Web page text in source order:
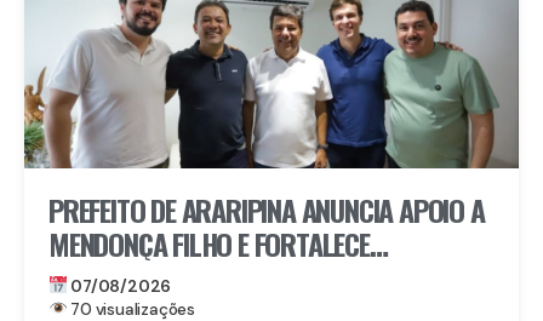
PREFEITO DE ARARIPINA ANUNCIA APOIO A
MENDONÇA FILHO E FORTALECE
CANDIDATURA NO SERTÃO
07/08/2026
70 visualizações